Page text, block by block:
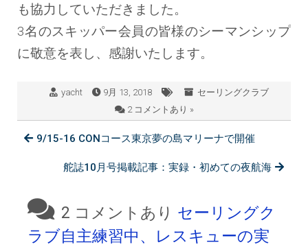
も協力していただきました。
3名のスキッパー会員の皆様のシーマンシップ
に敬意を表し、感謝いたします。
yacht 9月 13, 2018
セーリングクラブ
2 コメントあり »
9/15-16 CONコース東京夢の島マリーナで開催
舵誌10月号掲載記事：実録・初めての夜航海
2 コメントあり セーリングク
ラブ自主練習中、レスキューの実